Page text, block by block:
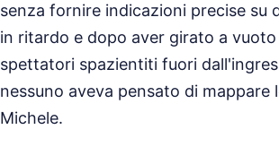
senza fornire indicazioni precise su
in ritardo e dopo aver girato a
spettatori spazientiti fuori
nessuno aveva pensato di mappare
Michele.